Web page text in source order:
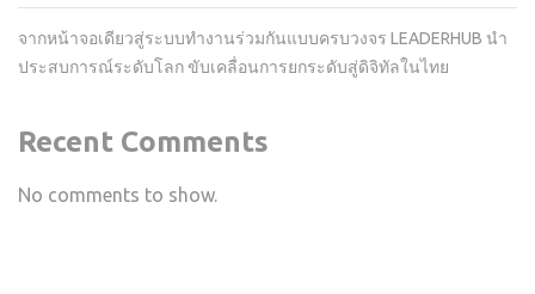
จากหน้าจอเดียวสู่ระบบทำงานร่วมกันแบบครบวงจร LEADERHUB นำ
ประสบการณ์ระดับโลก ขับเคลื่อนการยกระดับสู่ดิจิทัลในไทย
Recent Comments
No comments to show.